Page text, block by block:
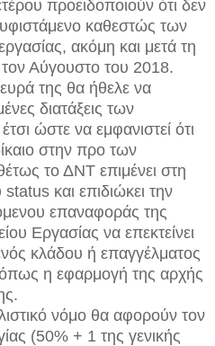
προειδοποιούν ότι δεν
καθεστώς των
ακόμη και μετά τη
Αύγουστο του 2018.
της θα ήθελε να
διατάξεις των
ώστε να εμφανιστεί ότι
στην προ των
το ΔΝΤ επιμένει στη
και επιδιώκει την
επαναφοράς της
Εργασίας να επεκτείνει
κλάδου ή επαγγέλματος
η εφαρμογή της αρχής
νόμο θα αφορούν τον
(50% + 1 της γενικής